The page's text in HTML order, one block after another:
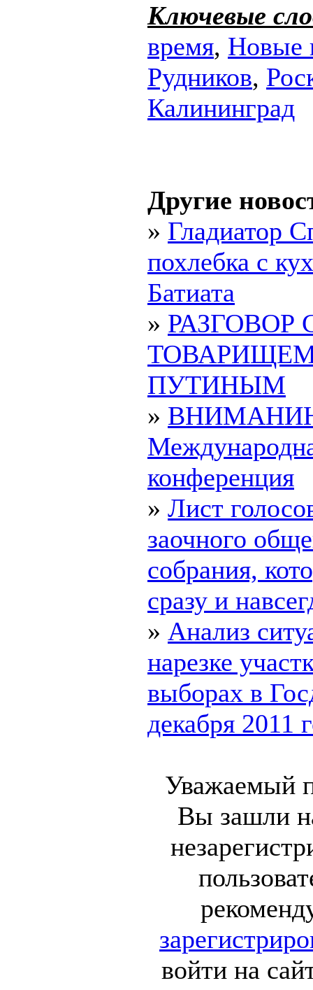
Ключевые
время, Новые
Рудников,
Калининград
Другие
» Гладиатор
похлебка с
Батиата
» РАЗГОВОР
ПУТИНЫМ
»
конференция
» Лист
заочного
собрания,
сразу и
» Анализ
нарезке
выборах в
декабря 2011
Уважаемый
Вы зашли
войти на